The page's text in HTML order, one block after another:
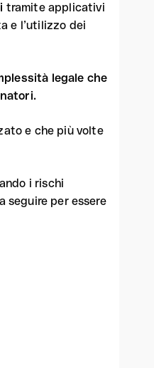
tramite applicativi
e l’utilizzo dei
legale che
e che più volte
i rischi
seguire per essere